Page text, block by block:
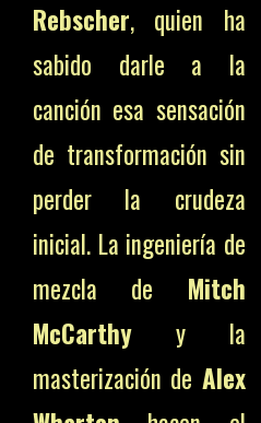
Rebscher, quien ha
sabido darle a la
canción esa sensación
de transformación sin
perder la crudeza
inicial. La ingeniería de
mezcla de Mitch
McCarthyy la
masterización de Alex